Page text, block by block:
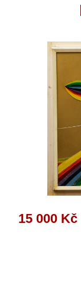
15 000 Kč